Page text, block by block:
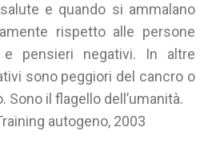
e quando si ammalano
rispetto alle persone
pensieri negativi. In altre
sono peggiori del cancro o
Sono il flagello dell’umanità.
autogeno, 2003